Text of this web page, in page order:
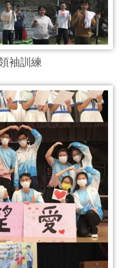
袖訓練